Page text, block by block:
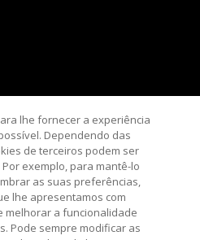
as principais informações e
lhe fornecer a experiência
Dependendo das
de terceiros podem ser
exemplo, para mantê-lo
as suas preferências,
lhe apresentamos com
melhorar a funcionalidade
Pode sempre modificar as